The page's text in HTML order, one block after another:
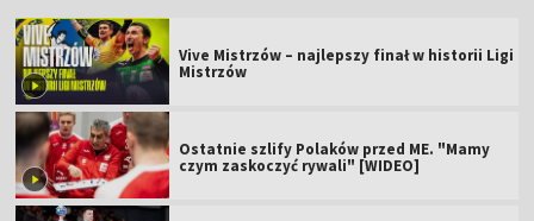
Vive Mistrzów – najlepszy finał w historii Ligi
Mistrzów
Ostatnie szlify Polaków przed ME. "Mamy
czym zaskoczyć rywali" [WIDEO]